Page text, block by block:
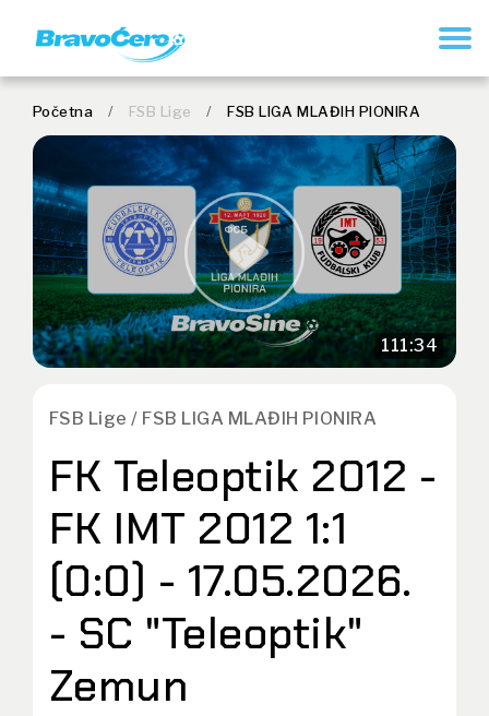
Početna / FSB Lige / FSB LIGA MLAĐIH PIONIRA
111:34
FSB Lige / FSB LIGA MLAĐIH PIONIRA
FK Teleoptik 2012 -
FK IMT 2012 1:1
(0:0) - 17.05.2026.
- SC "Teleoptik"
Zemun